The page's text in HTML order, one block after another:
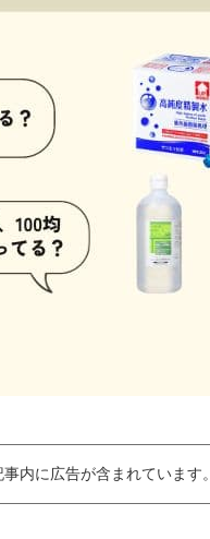
事内に広告が含まれています。